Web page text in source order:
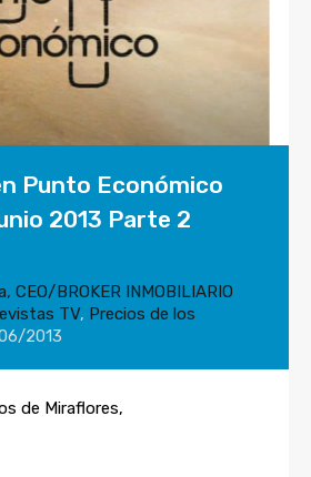
Punto Económico
2013 Parte 2
CEO/BROKER INMOBILIARIO
TV, Precios de los
2013
de Miraflores,